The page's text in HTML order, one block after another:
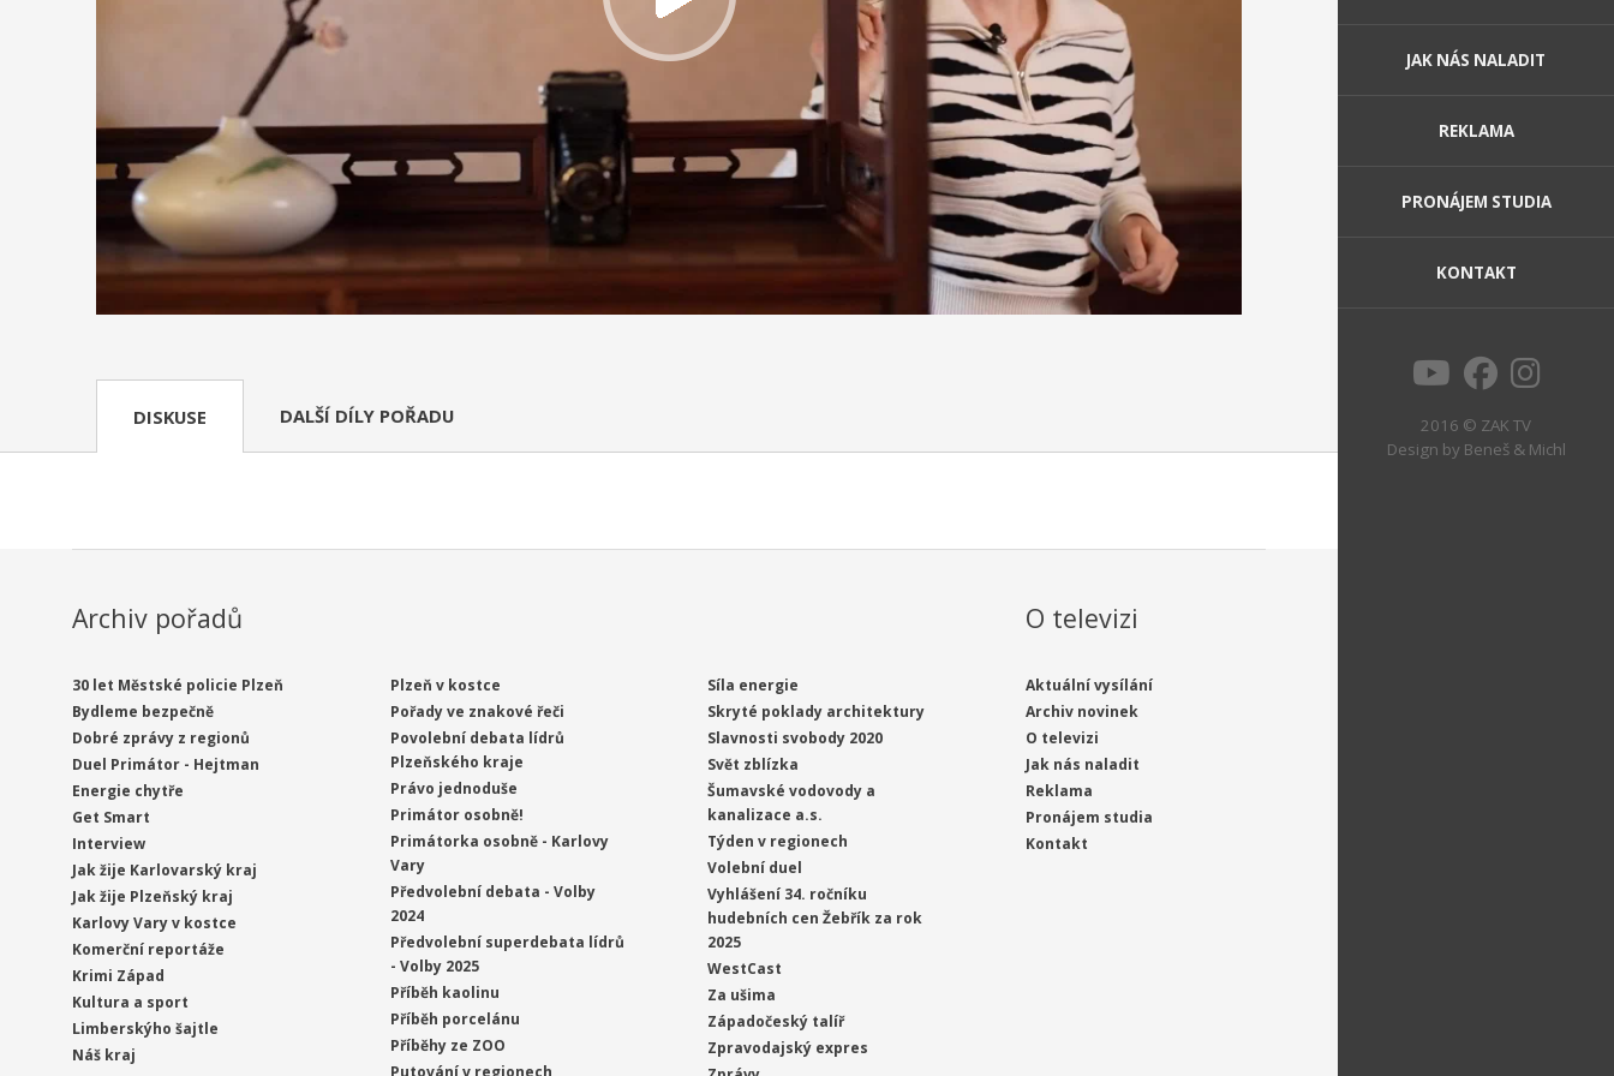
JAK NÁS NALADIT
REKLAMA
PRONÁJEM STUDIA
KONTAKT
2016 © ZAK TV
Design by Beneš & Michl
DISKUSE DALŠÍ DÍLY POŘADU
Archiv pořadů
30 let Městské policie Plzeň
Bydleme bezpečně
Dobré zprávy z regionů
Duel Primátor - Hejtman
Energie chytře
Get Smart
Interview
Jak žije Karlovarský kraj
Jak žije Plzeňský kraj
Karlovy Vary v kostce
Komerční reportáže
Krimi Západ
Kultura a sport
Limberskýho šajtle
Náš kraj
Plzeň v kostce
Pořady ve znakové řeči
Povolební debata lídrů
Plzeňského kraje
Právo jednoduše
Primátor osobně!
Primátorka osobně - Karlovy
Vary
Předvolební debata - Volby
2024
Předvolební superdebata lídrů
- Volby 2025
Příběh kaolinu
Příběh porcelánu
Příběhy ze ZOO
Síla energie
Skryté poklady architektury
Slavnosti svobody 2020
Svět zblízka
Šumavské vodovody a
kanalizace a.s.
Týden v regionech
Volební duel
Vyhlášení 34. ročníku
hudebních cen Žebřík za rok
2025
WestCast
Za ušima
Západočeský talíř
Zpravodajský expres
O televizi
Aktuální vysílání
Archiv novinek
O televizi
Jak nás naladit
Reklama
Pronájem studia
Kontakt